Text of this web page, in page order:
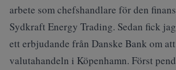
arbete som chefshandlare för den
Sydkraft Energy Trading. Sedan fick
ett erbjudande från Danske Bank om
valutahandeln i Köpenhamn. Först